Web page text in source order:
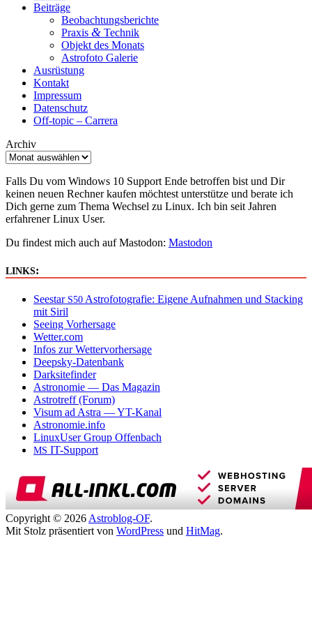
Beiträge
Beobachtungsberichte
Praxis & Technik
Objekt des Monats
Astrofoto Galerie
Ausrüstung
Kontakt
Impressum
Datenschutz
Off-topic – Carrera
Archiv
Falls Du vom Windows 10 Support Ende betroffen bist und Dir
keinen neuen Rechner kaufen möchtest unterstütze und berate ich
Dich gerne zum Thema Wechsel zu Linux. Ich bin seit Jahren
erfahrener Linux User.
Du findest mich auch auf Mastodon: Mastodon
LINKS:
Seestar S50 Astrofotografie: Eigene Aufnahmen und Stacking
mit Siril
Seeing Vorhersage
Wetter.com
Infos zur Wettervorhersage
Deepsky-Datenbank
Darksitefinder
Astronomie — Das Magazin
Astrotreff (Forum)
Visum ad Astra — YT-Kanal
Astronomie.info
LinuxUser Group Offenbach
MS IT-Support
Copyright © 2026 Astroblog-OF.
Mit Stolz präsentiert von WordPress und HitMag.